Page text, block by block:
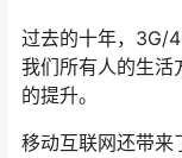
过去的十年，3G/
我们所有人的生活
的提升。
移动互联网还带